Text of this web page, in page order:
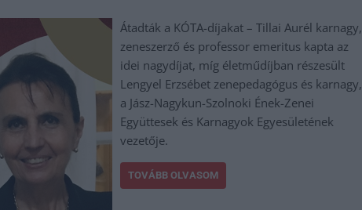
Átadták a KÓTA-díjakat – Tillai Aurél karnagy,
zeneszerző és professor emeritus kapta az
idei nagydíjat, míg életműdíjban részesült
Lengyel Erzsébet zenepedagógus és karnagy,
a Jász-Nagykun-Szolnoki Ének-Zenei
Együttesek és Karnagyok Egyesületének
vezetője.
TOVÁBB OLVASOM